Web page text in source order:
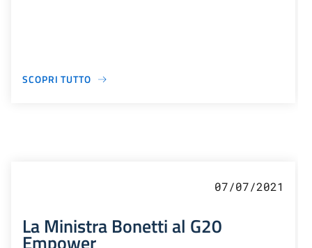
SCOPRI TUTTO
07/07/2021
La Ministra Bonetti al G20